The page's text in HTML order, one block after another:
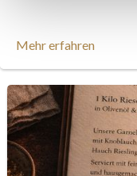
Mehr erfahren